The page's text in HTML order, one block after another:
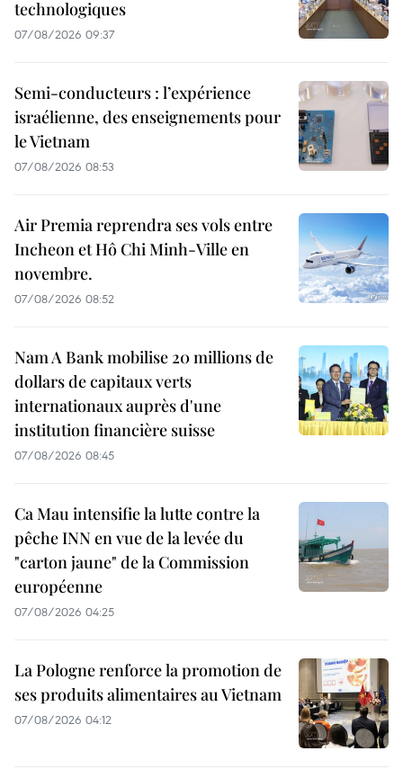
technologiques
07/08/2026 09:37
Semi-conducteurs : l’expérience
israélienne, des enseignements pour
le Vietnam
07/08/2026 08:53
Air Premia reprendra ses vols entre
Incheon et Hô Chi Minh-Ville en
novembre.
07/08/2026 08:52
Nam A Bank mobilise 20 millions de
dollars de capitaux verts
internationaux auprès d'une
institution financière suisse
07/08/2026 08:45
Ca Mau intensifie la lutte contre la
pêche INN en vue de la levée du
"carton jaune" de la Commission
européenne
07/08/2026 04:25
La Pologne renforce la promotion de
ses produits alimentaires au Vietnam
07/08/2026 04:12